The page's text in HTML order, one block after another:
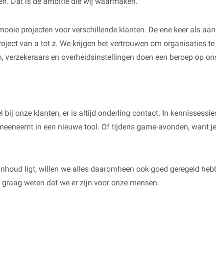
projecten voor verschillende klanten. De ene keer als
van a tot z. We krijgen het vertrouwen om organisaties te
en overheidsinstellingen doen een beroep op
bij onze klanten, er is altijd onderling contact. In
in een nieuwe tool. Of tijdens game-avonden, want
ligt, willen we alles daaromheen ook goed geregeld
weten dat we er zijn voor onze mensen.